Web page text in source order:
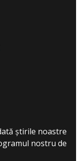
știrile noastre
nostru de